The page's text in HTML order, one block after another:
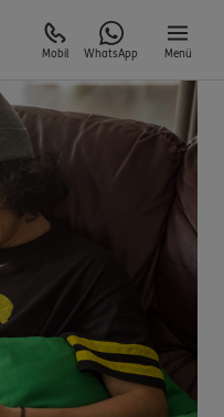
Mobil WhatsApp Menü